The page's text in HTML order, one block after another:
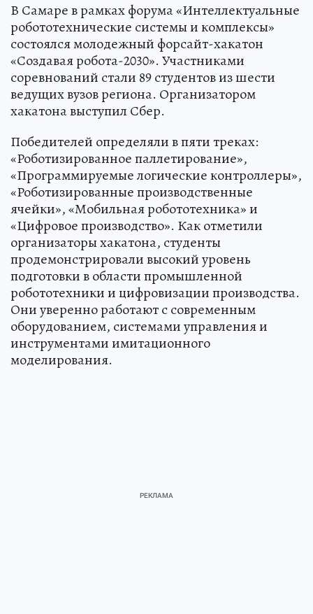
В Самаре в рамках форума «Интеллектуальные
робототехнические системы и комплексы»
состоялся молодежный форсайт-хакатон
«Создавая робота-2030». Участниками
соревнований стали 89 студентов из шести
ведущих вузов региона. Организатором
хакатона выступил Сбер.
Победителей определяли в пяти треках:
«Роботизированное паллетирование»,
«Программируемые логические контроллеры»,
«Роботизированные производственные
ячейки», «Мобильная робототехника» и
«Цифровое производство». Как отметили
организаторы хакатона, студенты
продемонстрировали высокий уровень
подготовки в области промышленной
робототехники и цифровизации производства.
Они уверенно работают с современным
оборудованием, системами управления и
инструментами имитационного
моделирования.